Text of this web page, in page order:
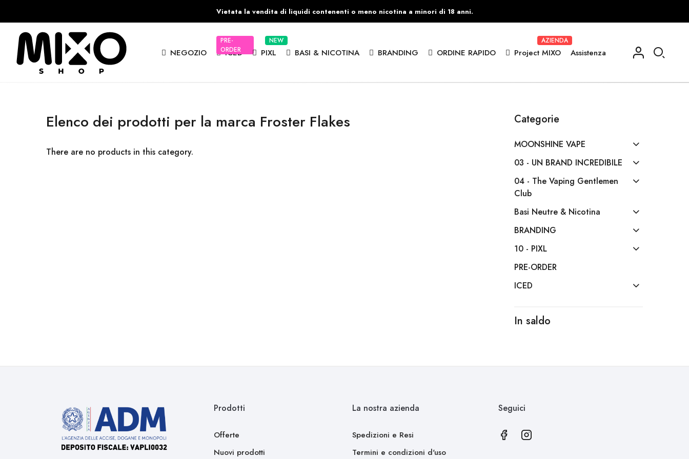
Vietata la vendita di liquidi contenenti o meno nicotina a minori di 18 anni.
NEGOZIO ICED
PRE-
ORDER
PIXL
NEW
BASI & NICOTINA BRANDING ORDINE RAPIDO Project MIXO
AZIENDA
Assistenza
Elenco dei prodotti per la marca Froster Flakes
There are no products in this category.
Categorie
MOONSHINE VAPE
03 - UN BRAND INCREDIBILE
04 - The Vaping Gentlemen
Club
Basi Neutre & Nicotina
BRANDING
10 - PIXL
PRE-ORDER
ICED
In saldo
Prodotti
Offerte
Nuovi prodotti
La nostra azienda
Spedizioni e Resi
Termini e condizioni d'uso
Seguici